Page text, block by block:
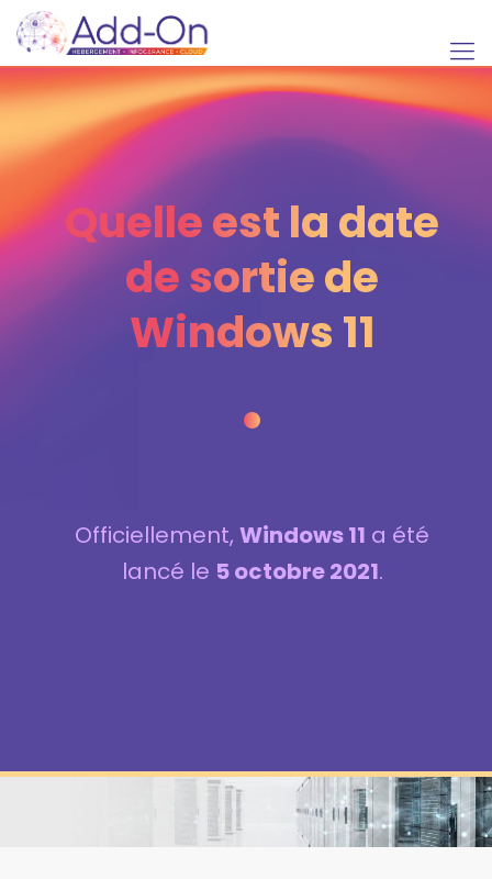
Quelle est la date
de sortie de
Windows 11
•
Officiellement,Windows 11 a été
lancé le 5 octobre 2021.